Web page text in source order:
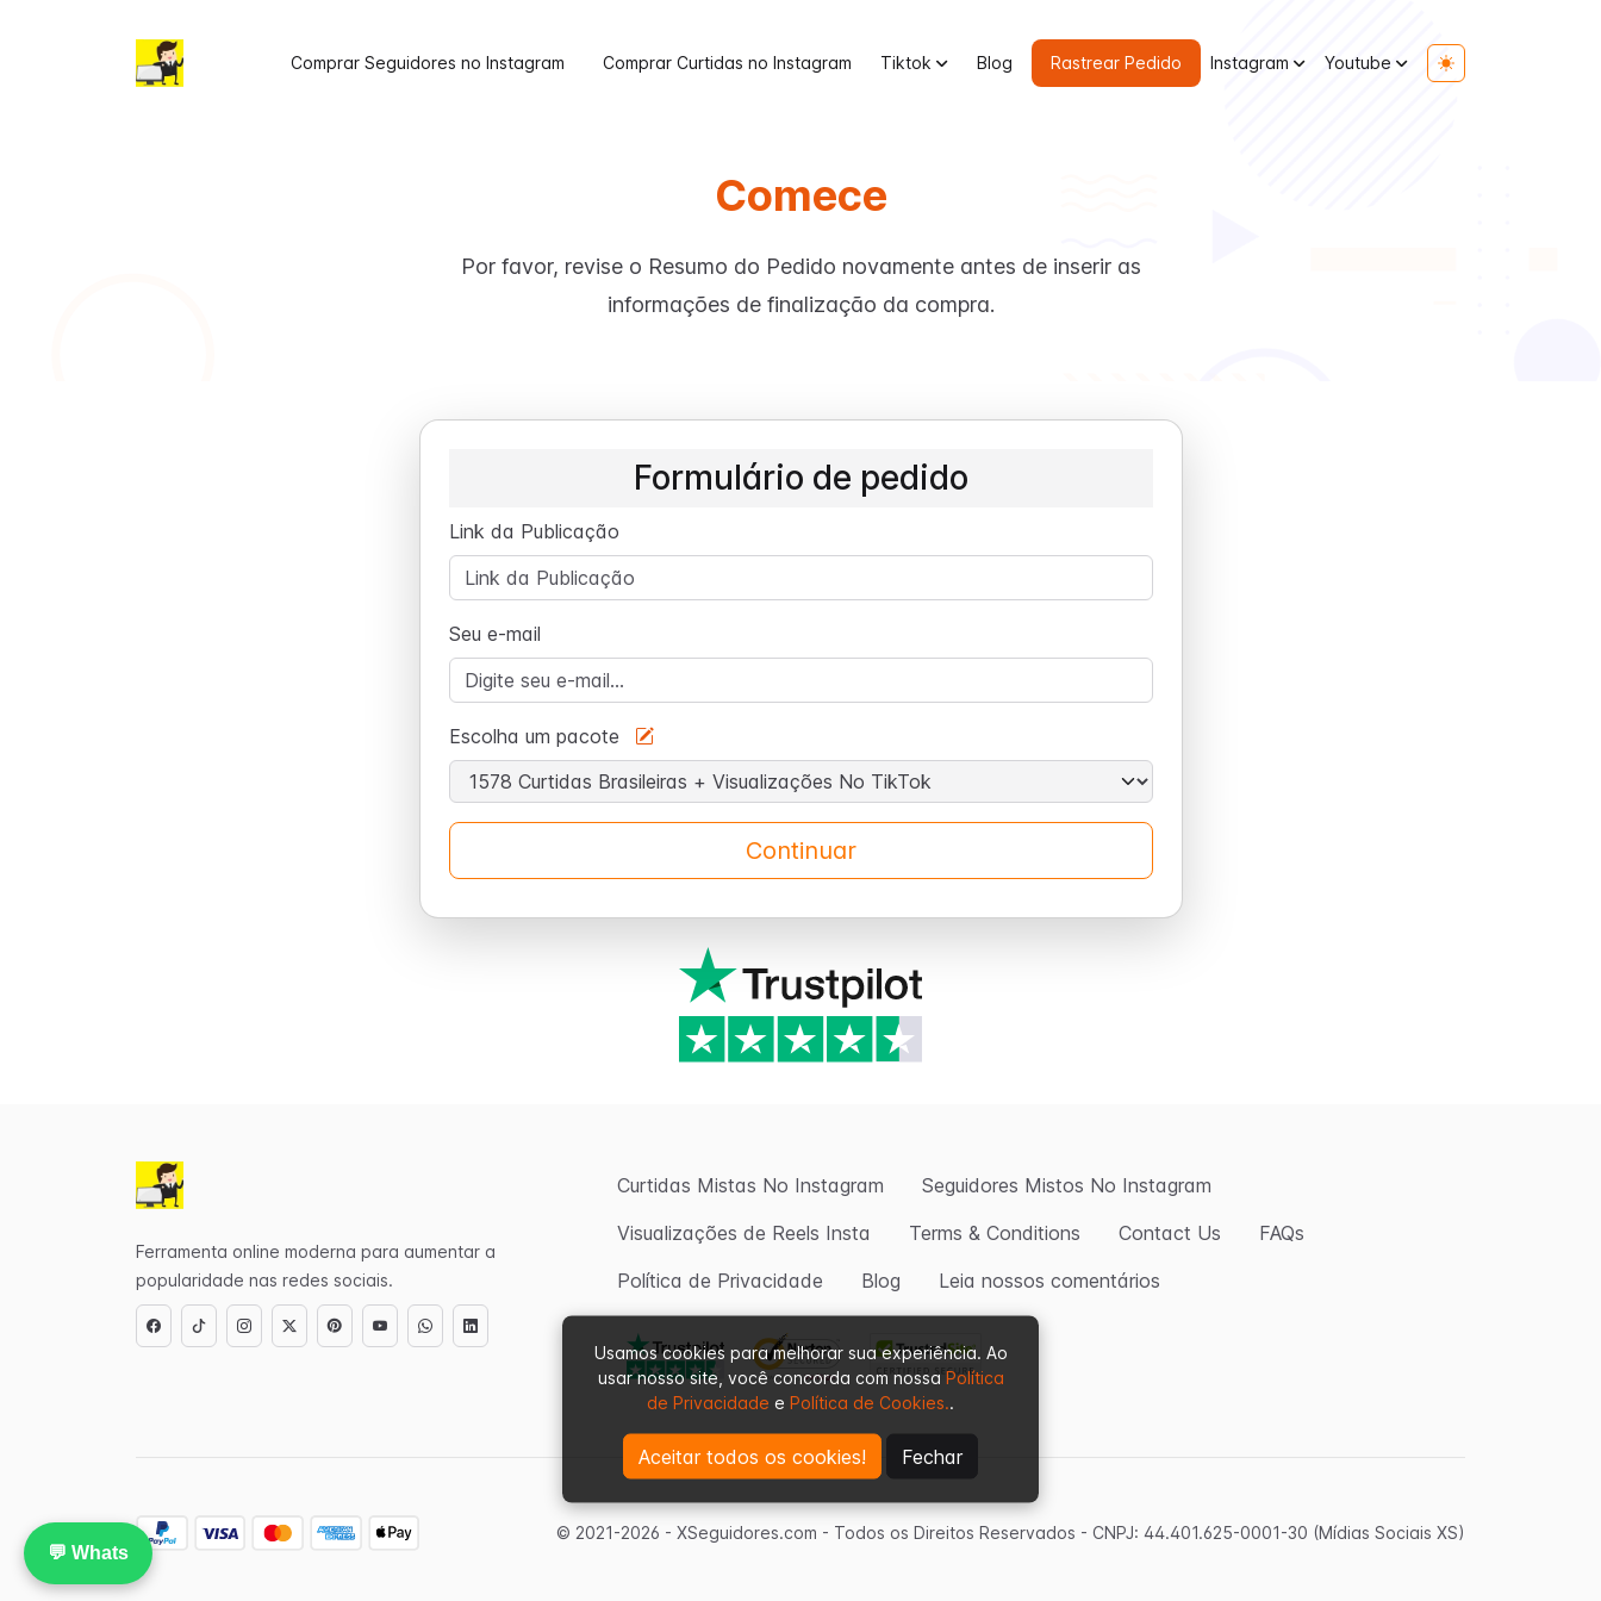
Toggle theme
Comprar Seguidores no Instagram Comprar Curtidas no Instagram Tiktok Blog Rastrear Pedido Instagram Youtube
Comece
Por favor, revise o Resumo do Pedido novamente antes de inserir as
informações de finalização da compra.
Formulário de pedido
Link da Publicação
Seu e-mail
Escolha um pacote
Continuar
Usamos cookies para melhorar sua experiência. Ao
usar nosso site, você concorda com nossa Política
de Privacidade e Política de Cookies..
Aceitar todos os cookies! Fechar
Ferramenta online moderna para aumentar a
popularidade nas redes sociais.
Curtidas Mistas No Instagram
Seguidores Mistos No Instagram
Visualizações de Reels Insta
Terms & Conditions Contact Us
FAQs
Política de Privacidade
Blog Leia nossos comentários
© 2021-2026 - XSeguidores.com - Todos os Direitos Reservados - CNPJ: 44.401.625-0001-30 (Mídias Sociais XS)
💬 Whats